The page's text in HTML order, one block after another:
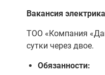
Вакансия
ТОО «Компания
сутки через двое.
Обязанности: